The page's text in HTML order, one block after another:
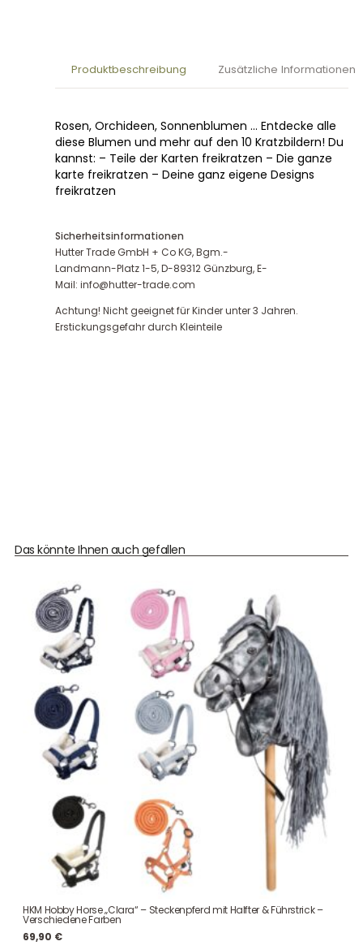
Produktbeschreibung Zusätzliche Informationen
Rosen, Orchideen, Sonnenblumen … Entdecke alle
diese Blumen und mehr auf den 10 Kratzbildern! Du
kannst: – Teile der Karten freikratzen – Die ganze
karte freikratzen – Deine ganz eigene Designs
freikratzen
Sicherheitsinformationen
Hutter Trade GmbH + Co KG, Bgm.-
Landmann-Platz 1-5, D-89312 Günzburg, E-
Mail: info@hutter-trade.com
Achtung! Nicht geeignet für Kinder unter 3 Jahren.
Erstickungsgefahr durch Kleinteile
Das könnte Ihnen auch gefallen
HKM Hobby Horse „Clara“ – Steckenpferd mit Halfter & Führstrick –
Verschiedene Farben
69,90 €